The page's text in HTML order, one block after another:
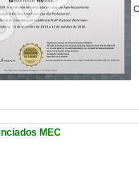
MEC